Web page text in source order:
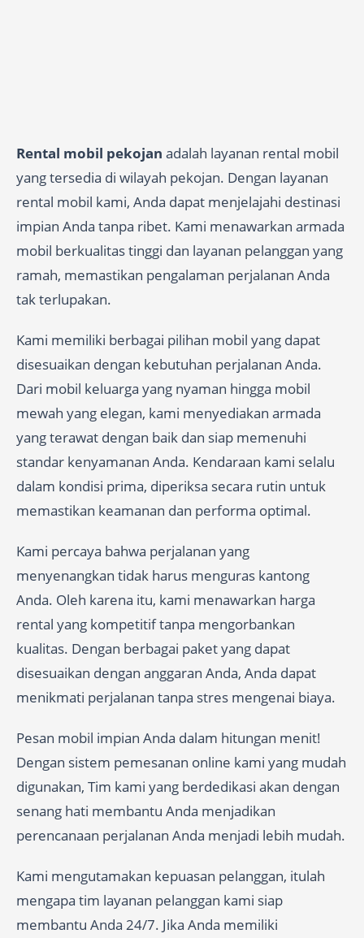
Rental mobil pekojan adalah layanan rental mobil
yang tersedia di wilayah pekojan. Dengan layanan
rental mobil kami, Anda dapat menjelajahi destinasi
impian Anda tanpa ribet. Kami menawarkan armada
mobil berkualitas tinggi dan layanan pelanggan yang
ramah, memastikan pengalaman perjalanan Anda
tak terlupakan.
Kami memiliki berbagai pilihan mobil yang dapat
disesuaikan dengan kebutuhan perjalanan Anda.
Dari mobil keluarga yang nyaman hingga mobil
mewah yang elegan, kami menyediakan armada
yang terawat dengan baik dan siap memenuhi
standar kenyamanan Anda. Kendaraan kami selalu
dalam kondisi prima, diperiksa secara rutin untuk
memastikan keamanan dan performa optimal.
Kami percaya bahwa perjalanan yang
menyenangkan tidak harus menguras kantong
Anda. Oleh karena itu, kami menawarkan harga
rental yang kompetitif tanpa mengorbankan
kualitas. Dengan berbagai paket yang dapat
disesuaikan dengan anggaran Anda, Anda dapat
menikmati perjalanan tanpa stres mengenai biaya.
Pesan mobil impian Anda dalam hitungan menit!
Dengan sistem pemesanan online kami yang mudah
digunakan, Tim kami yang berdedikasi akan dengan
senang hati membantu Anda menjadikan
perencanaan perjalanan Anda menjadi lebih mudah.
Kami mengutamakan kepuasan pelanggan, itulah
mengapa tim layanan pelanggan kami siap
membantu Anda 24/7. Jika Anda memiliki